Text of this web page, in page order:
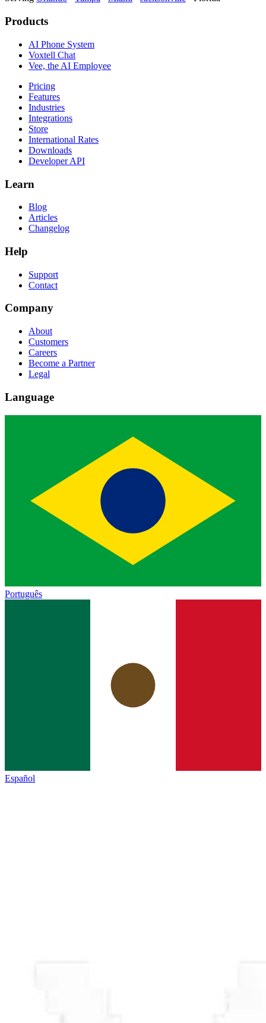
Products
AI Phone System
Voxtell Chat
Vee, the AI Employee
Pricing
Features
Industries
Integrations
Store
International Rates
Downloads
Developer API
Learn
Blog
Articles
Changelog
Help
Support
Contact
Company
About
Customers
Careers
Become a Partner
Legal
Language
Português
Español